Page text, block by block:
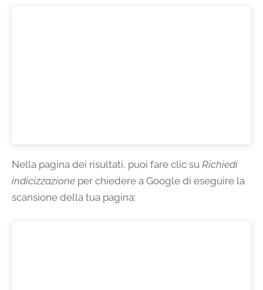
Nella pagina dei risultati, puoi fare clic su Richiedi
indicizzazione per chiedere a Google di eseguire la
scansione della tua pagina: